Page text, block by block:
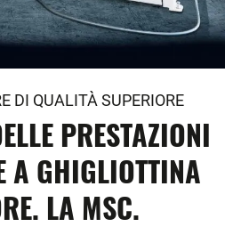
DI QUALITÀ SUPERIORE
PRESTAZIONI
A GHIGLIOTTINA
LA MSC.